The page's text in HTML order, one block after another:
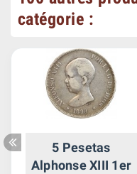
catégorie :
5 Pesetas
Alphonse XIII 1er